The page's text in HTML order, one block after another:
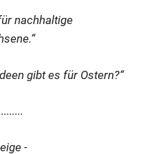
nachhaltige
gibt es für Ostern?“
-